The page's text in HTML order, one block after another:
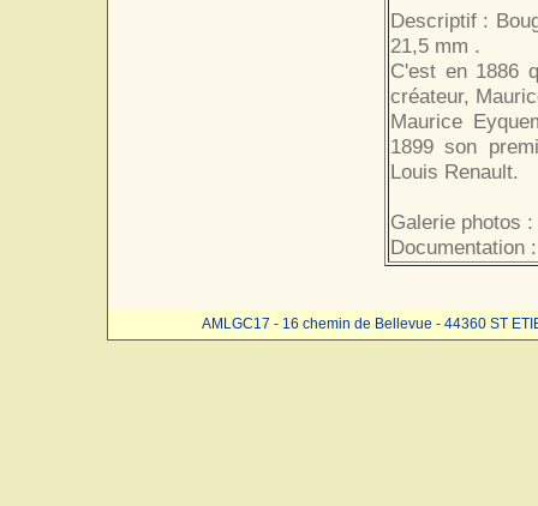
Descriptif :
21,5 mm .
C'est en 1886
créateur,
Maurice
1899 son
Louis Renault.
Galerie photos :
Documentation :
AMLGC17 - 16 chemin de Bellevue - 44360 ST